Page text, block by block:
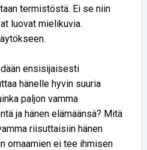
termistöstä. Ei se niin
luovat mielikuvia.
ensisijaisesti
hänelle hyvin suuria
paljon vamma
ja hänen elämäänsä? Mitä
riisuttaisiin hänen
omaamien ei tee ihmisen